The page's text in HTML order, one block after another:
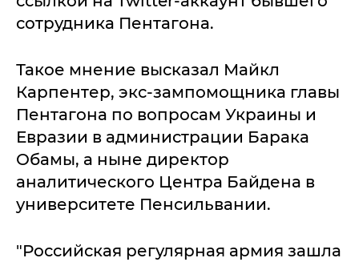
сотрудника Пентагона.
Такое мнение высказал Майкл
Карпентер, экс-зампомощника главы
Пентагона по вопросам Украины и
Евразии в администрации Барака
Обамы, а ныне директор
аналитического Центра Байдена в
университете Пенсильвании.
"Российская регулярная армия зашла